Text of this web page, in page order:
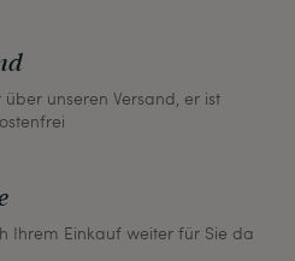
unseren Versand, er ist
Ihrem Einkauf weiter für Sie da